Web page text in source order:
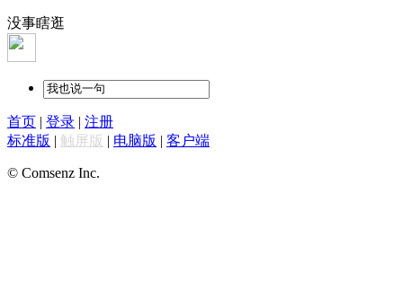
没事瞎逛
首页 | 登录 | 注册
标准版 | 触屏版 | 电脑版 | 客户端
© Comsenz Inc.